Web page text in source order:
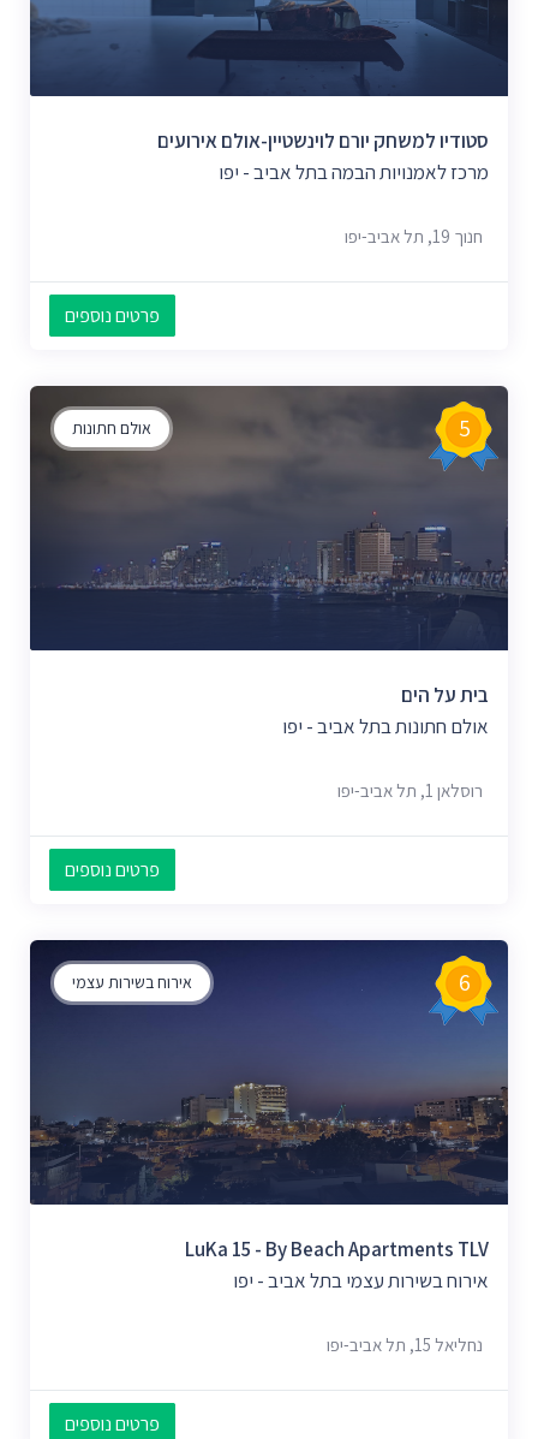
סטודיו למשחק יורם לוינשטיין-אולם אירועים
מרכז לאמנויות הבמה בתל אביב - יפו
חנוך 19, תל אביב-יפו
פרטים נוספים
אולם חתונות 5
בית על הים
אולם חתונות בתל אביב - יפו
רוסלאן 1, תל אביב-יפו
פרטים נוספים
אירוח בשירות עצמי 6
LuKa 15 - By Beach Apartments TLV
אירוח בשירות עצמי בתל אביב - יפו
נחליאל 15, תל אביב-יפו
פרטים נוספים